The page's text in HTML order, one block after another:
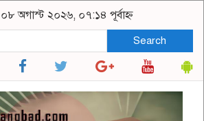
০৮ অগাস্ট ২০২৬, ০৭:১৪ পূর্বাহ্ন
Search